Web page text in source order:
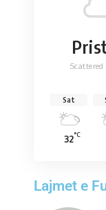
Sat
32°C
Lajmet e